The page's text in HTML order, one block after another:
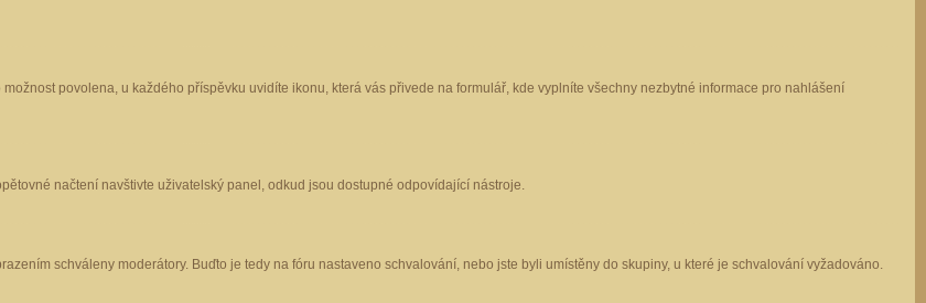
povolena, u každého příspěvku uvidíte ikonu, která vás přivede na formulář, kde vyplníte všechny nezbytné informace pro nahlášení
načtení navštivte uživatelský panel, odkud jsou dostupné odpovídající nástroje.
schváleny moderátory. Buďto je tedy na fóru nastaveno schvalování, nebo jste byli umístěny do skupiny, u které je schvalování vyžadováno.